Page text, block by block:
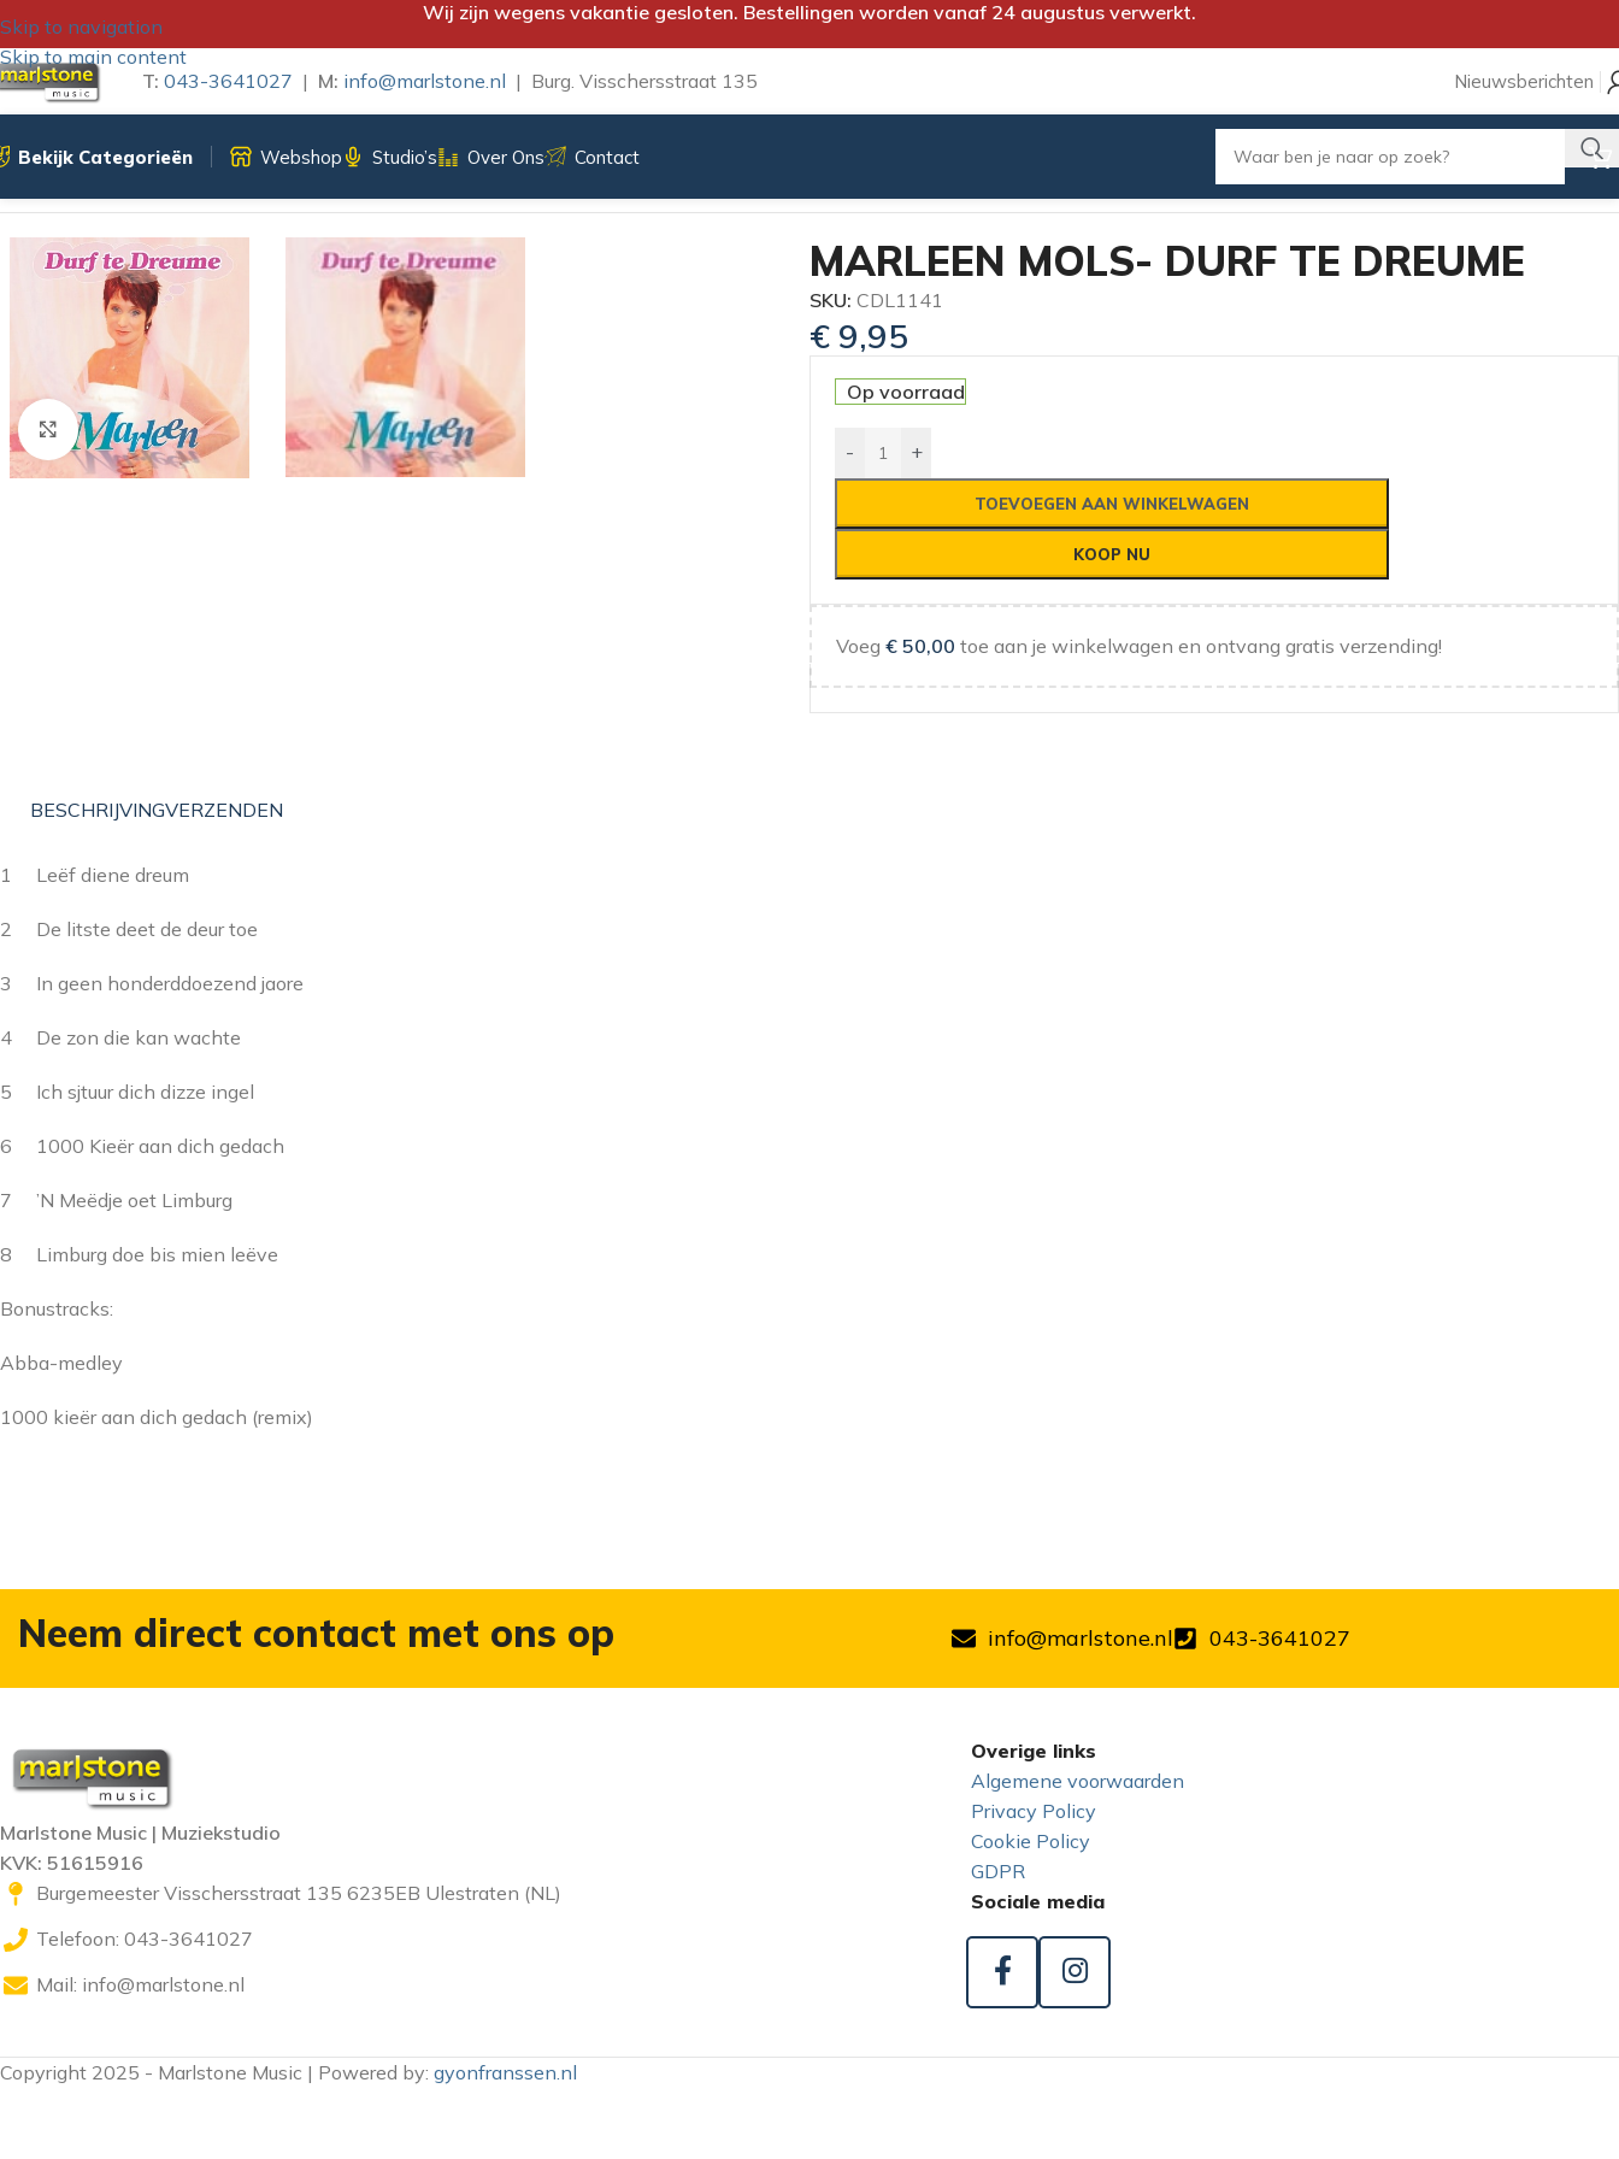
Skip to navigation
Skip to main content
Wij zijn wegens vakantie gesloten. Bestellingen worden vanaf 24 augustus verwerkt.
T: 043-3641027 | M: info@marlstone.nl | Burg. Visschersstraat 135 Nieuwsberichten
Bekijk Categorieën Webshop Studio’s Over Ons Contact
Klik om te vergroten
MARLEEN MOLS- DURF TE DREUME
SKU: CDL1141
€ 9,95
Op voorraad
- +
TOEVOEGEN AAN WINKELWAGEN
KOOP NU
Voeg € 50,00 toe aan je winkelwagen en ontvang gratis verzending!
BESCHRIJVINGVERZENDEN
1 Leëf diene dreum
2 De litste deet de deur toe
3 In geen honderddoezend jaore
4 De zon die kan wachte
5 Ich sjtuur dich dizze ingel
6 1000 Kieër aan dich gedach
7 ’N Meëdje oet Limburg
8 Limburg doe bis mien leëve
Bonustracks:
Abba-medley
1000 kieër aan dich gedach (remix)
Neem direct contact met ons op info@marlstone.nl 043-3641027
Marlstone Music | Muziekstudio
KVK: 51615916
Burgemeester Visschersstraat 135 6235EB Ulestraten (NL)
Telefoon: 043-3641027
Mail: info@marlstone.nl
Overige links
Algemene voorwaarden
Privacy Policy
Cookie Policy
GDPR
Sociale media
Copyright 2025 - Marlstone Music | Powered by: gyonfranssen.nl